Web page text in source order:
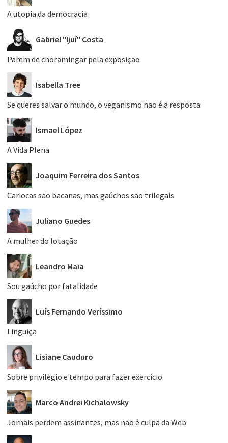
A utopia da democracia
Gabriel "Ijuí" Costa
Parem de choramingar pela exposição
Isabella Tree
Se queres salvar o mundo, o veganismo não é a resposta
Ismael López
A Vida Plena
Joaquim Ferreira dos Santos
Cariocas são bacanas, mas gaúchos são trilegais
Juliano Guedes
A mulher do lotação
Leandro Maia
Sou gaúcho por fatalidade
Luís Fernando Veríssimo
Linguiça
Lisiane Cauduro
Sobre privilégio e tempo para fazer exercício
Marco Andrei Kichalowsky
Jornais perdem assinantes, mas não é culpa da Web